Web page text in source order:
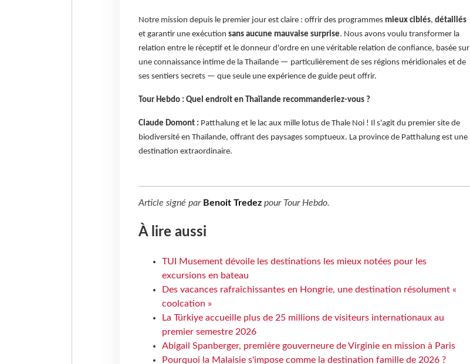
Notre mission depuis le premier jour est claire : offrir des programmes mieux ciblés, détaillés
et garantir une exécution sans aucune mauvaise surprise. Nous avons voulu transformer la
relation entre le réceptif et le donneur d'ordre en une véritable relation de confiance, basée sur
une connaissance intime de la Thaïlande — particulièrement de ses régions méridionales et de
ses sentiers secrets — que seule une expérience de guide peut offrir.
Tour Hebdo : Quel endroit en Thaïlande recommanderiez-vous ?
Claude Domont : Patthalung et le lac aux mille lotus de Thale Noi ! Il s'agit du premier site de
biodiversité en Thaïlande, offrant des paysages somptueux. La province de Patthalung est une
destination extraordinaire.
Article signé par Benoit Tredezpour Tour Hebdo.
À lire aussi
TUI Musement dévoile les destinations les mieux notées pour les
excursions en bateau
Des vacances rafraîchissantes en Hongrie, une destination résolument «
coolcation »
La Türkiye accueille plus de 25 millions de visiteurs internationaux au
premier semestre 2026
Abigail Spanberger, première gouverneure de Virginie en mission à Paris
Pourquoi la Malaisie s'impose comme la destination famille de 2026 ?